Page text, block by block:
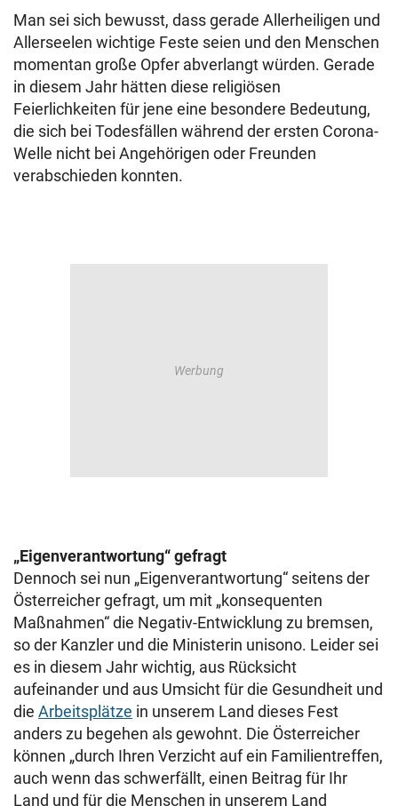
Man sei sich bewusst, dass gerade Allerheiligen und
Allerseelen wichtige Feste seien und den Menschen
momentan große Opfer abverlangt würden. Gerade
in diesem Jahr hätten diese religiösen
Feierlichkeiten für jene eine besondere Bedeutung,
die sich bei Todesfällen während der ersten Corona-
Welle nicht bei Angehörigen oder Freunden
verabschieden konnten.
„Eigenverantwortung“ gefragt
Dennoch sei nun „Eigenverantwortung“ seitens der
Österreicher gefragt, um mit „konsequenten
Maßnahmen“ die Negativ-Entwicklung zu bremsen,
so der Kanzler und die Ministerin unisono. Leider sei
es in diesem Jahr wichtig, aus Rücksicht
aufeinander und aus Umsicht für die Gesundheit und
die Arbeitsplätze in unserem Land dieses Fest
anders zu begehen als gewohnt. Die Österreicher
können „durch Ihren Verzicht auf ein Familientreffen,
auch wenn das schwerfällt, einen Beitrag für Ihr
Land und für die Menschen in unserem Land